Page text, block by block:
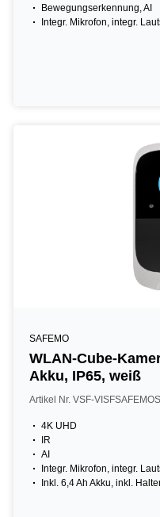
Bewegungserkennung, AI
Integr. Mikrofon, integr.
SAFEMO
WLAN-Cube-
Akku, IP65, weiß
Artikel Nr. VSF-
4K UHD
IR
AI
Integr. Mikrofon, integr.
Inkl. 6,4 Ah Akku, inkl.